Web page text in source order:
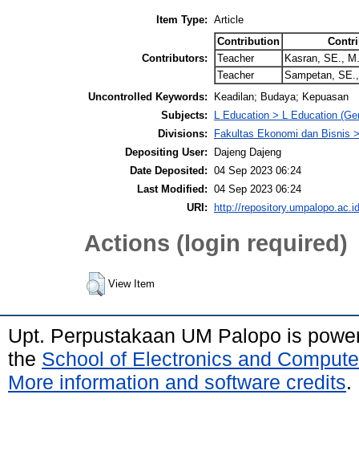
Item Type: Article
Contributors:
Contribution
Teacher
Kasran, SE.,
Teacher
Sampetan,
Uncontrolled Keywords:
Keadilan; Budaya; Kepuasan
Subjects:
L Education > L Education
Divisions:
Fakultas Ekonomi dan Bisnis
Depositing User:
Dajeng Dajeng
Date Deposited: 04 Sep 2023 06:24
Last Modified: 04 Sep 2023 06:24
URI:
http://
Actions (login required)
View Item
Upt. Perpustakaan UM Palopo is
the School of Electronics and
More information and software credits.